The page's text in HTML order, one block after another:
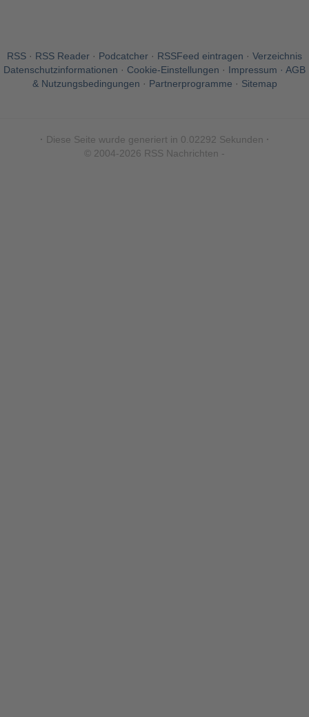
RSS · RSS Reader · Podcatcher · RSSFeed eintragen · Verzeichnis
Datenschutzinformationen · Cookie-Einstellungen · Impressum · AGB
& Nutzungsbedingungen · Partnerprogramme · Sitemap
· Diese Seite wurde generiert in 0.02292 Sekunden ·
© 2004-2026 RSS Nachrichten -